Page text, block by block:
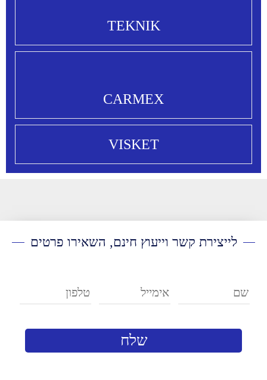
TEKNIK
CARMEX
VISKET
לייצירת קשר וייעוץ חינם, השאירו פרטים